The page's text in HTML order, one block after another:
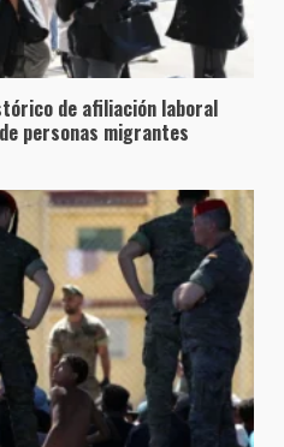
de afiliación laboral
personas migrantes